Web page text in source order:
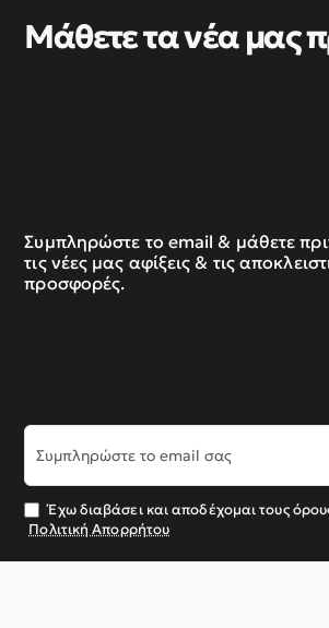
Μάθετε τα νέα μας
Συμπληρώστε το email & μάθετε
τις νέες μας αφίξεις & τις
προσφορές.
Συμπληρώστε
το
email
σας
Έχω διαβάσει και αποδέχομαι τους
Πολιτική Απορρήτου